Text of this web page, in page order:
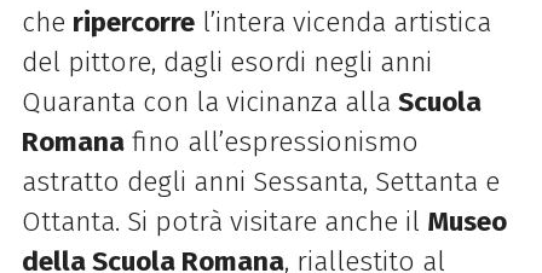
che ripercorrel’intera vicenda artistica
del pittore, dagli esordi negli anni
Quaranta con la vicinanza alla Scuola
Romanafino all’espressionismo
astratto degli anni Sessanta, Settanta e
Ottanta. Si potrà visitare anche il Museo
della Scuola Romana, riallestito al